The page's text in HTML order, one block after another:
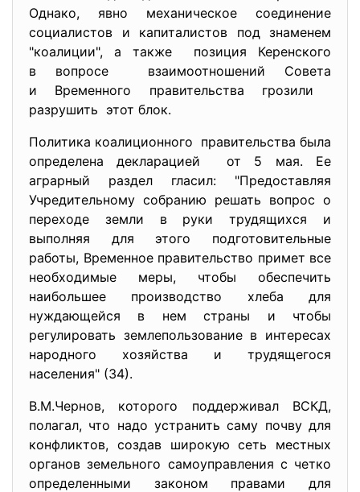
Однако, явно механическое соединение
социалистов и капиталистов под знаменем
"коалиции", а также позиция Керенского
в вопросе взаимоотношений Совета
и Временного правительства грозили
разрушить этот блок.
Политика коалиционного правительства была
определена декларацией от 5 мая. Ее
аграрный раздел гласил: "Предоставляя
Учредительному собранию решать вопрос о
переходе земли в руки трудящихся и
выполняя для этого подготовительные
работы, Временное правительство примет все
необходимые меры, чтобы обеспечить
наибольшее производство хлеба для
нуждающейся в нем страны и чтобы
регулировать землепользование в интересах
народного хозяйства и трудящегося
населения" (34).
В.М.Чернов, которого поддерживал ВСКД,
полагал, что надо устранить саму почву для
конфликтов, создав широкую сеть местных
органов земельного самоуправления с четко
определенными законом правами для